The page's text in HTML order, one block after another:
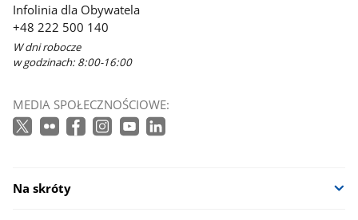
Infolinia dla Obywatela
+48 222 500 140
W dni robocze
w godzinach: 8:00-16:00
MEDIA SPOŁECZNOŚCIOWE:
Na skróty